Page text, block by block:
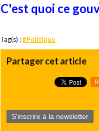
C'est quoi ce
Tag(s) :#Politique
Partager cet article
S'inscrire à la newsletter